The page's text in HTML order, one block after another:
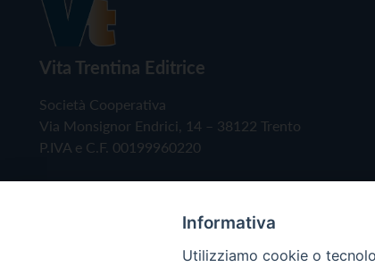
Vita Trentina Editrice
Società Cooperativa
Via Monsignor Endrici, 14 – 38122 Trento
P.IVA e C.F. 00199960220
Informativa
Utilizziamo cookie o